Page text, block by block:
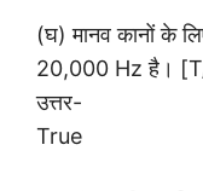
(घ) मानव कानों के
20,000 Hz है।
उत्तर-
True